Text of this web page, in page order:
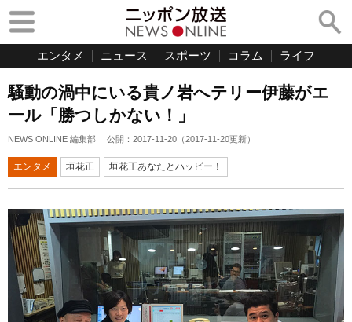
エンタメ ニュース スポーツ コラム ライフ
騒動の渦中にいる貴ノ岩へテリー伊藤がエ
ール「勝つしかない！」
NEWS ONLINE 編集部 公開： 2017-11-20 （2017-11-20更新）
エンタメ 垣花正 垣花正あなたとハッピー！